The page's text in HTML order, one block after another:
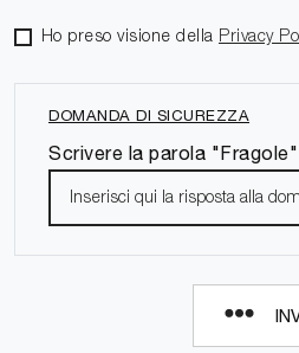
Ho preso visione della Privacy
DOMANDA DI SICUREZZA
Scrivere la parola